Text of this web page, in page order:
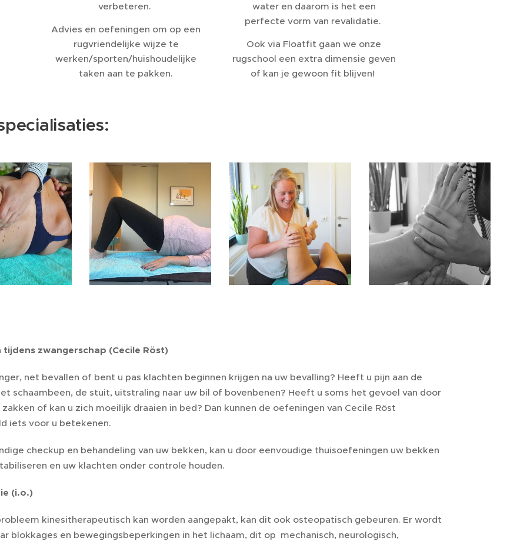
verbeteren.
Advies en oefeningen om op een
rugvriendelijke wijze te
werken/sporten/huishoudelijke
taken aan te pakken.
water en daarom is het een
perfecte vorm van revalidatie.
Ook via Floatfit gaan we onze
rugschool een extra dimensie geven
of kan je gewoon fit blijven!
tijdens zwangerschap (Cecile Röst)
net bevallen of bent u pas klachten beginnen krijgen na uw bevalling? Heeft u pijn aan de
schaambeen, de stuit, uitstraling naar uw bil of bovenbenen? Heeft u soms het gevoel van door
of kan u zich moeilijk draaien in bed? Dan kunnen de oefeningen van Cecile Röst
iets voor u betekenen.
checkup en behandeling van uw bekken, kan u door eenvoudige thuisoefeningen uw bekken
en uw klachten onder controle houden.
(i.o.)
kinesitherapeutisch kan worden aangepakt, kan dit ook osteopatisch gebeuren. Er wordt
blokkages en bewegingsbeperkingen in het lichaam, dit op mechanisch, neurologisch,